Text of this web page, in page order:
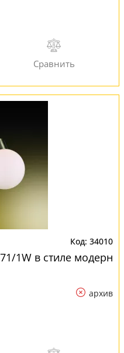
34010
1W в стиле модерн
архив